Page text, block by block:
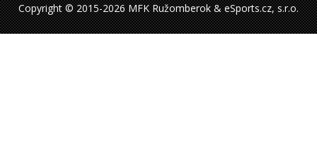
Copyright © 2015-2026 MFK Ružomberok & eSports.cz, s.r.o.